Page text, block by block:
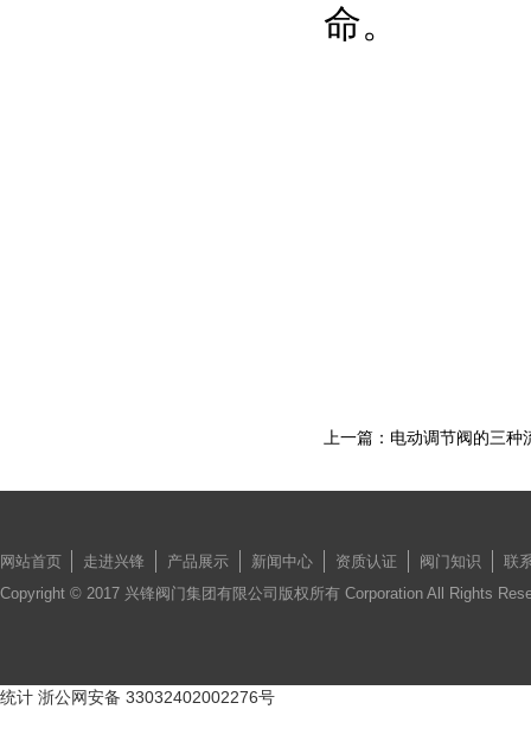
命。
上一篇：电动调节阀的三种
网站首页 走进兴锋 产品展示 新闻中心 资质认证 阀门知识
联
Copyright © 2017 兴锋阀门集团有限公司版权所有 Corporation All Rights
统计 浙公网安备 33032402002276号